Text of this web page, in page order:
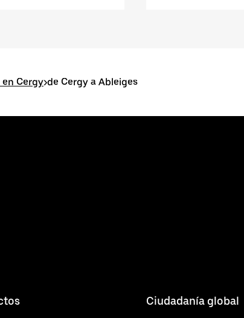
Cergy>de Cergy a Ableiges
Ciudadanía global